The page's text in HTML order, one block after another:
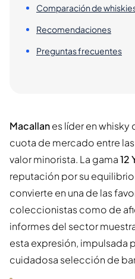
Comparación de
Recomendaciones
Preguntas frecuentes
Macallanes líder en whisky
cuota de mercado entre
valor minorista. La gama12
reputación por su
convierte en una de las
coleccionistas como de
informes del sector
esta expresión, impulsada
cuidadosa selección de